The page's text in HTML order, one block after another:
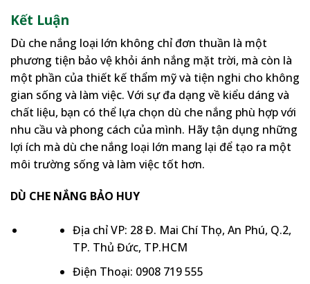
Kết Luận
Dù che nắng loại lớn không chỉ đơn thuần là một
phương tiện bảo vệ khỏi ánh nắng mặt trời, mà còn là
một phần của thiết kế thẩm mỹ và tiện nghi cho không
gian sống và làm việc. Với sự đa dạng về kiểu dáng và
chất liệu, bạn có thể lựa chọn dù che nắng phù hợp với
nhu cầu và phong cách của mình. Hãy tận dụng những
lợi ích mà dù che nắng loại lớn mang lại để tạo ra một
môi trường sống và làm việc tốt hơn.
DÙ CHE NẮNG BẢO HUY
Địa chỉ VP: 28 Đ. Mai Chí Thọ, An Phú, Q.2,
TP. Thủ Đức, TP.HCM
Điện Thoại: 0908 719 555